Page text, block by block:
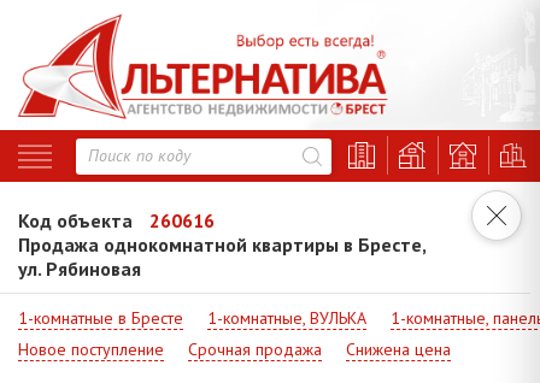
Код объекта
260616
Продажа однокомнатной квартиры в Бресте,
ул. Рябиновая
1-комнатные в Бресте 1-комнатные, ВУЛЬКА
1-комнатные,
Новое поступление
Срочная продажа Снижена цена